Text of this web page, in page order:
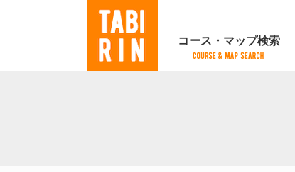
コース・マップ検索